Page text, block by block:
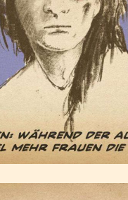
Sofatreppen
März 27, 2020